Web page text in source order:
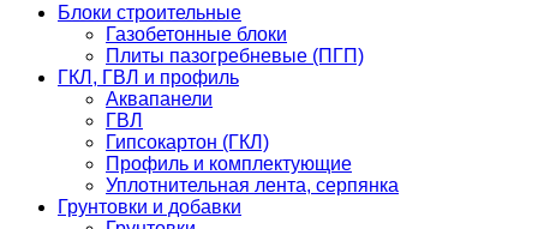
Блоки строительные
Газобетонные блоки
Плиты пазогребневые (ПГП)
ГКЛ, ГВЛ и профиль
Аквапанели
ГВЛ
Гипсокартон (ГКЛ)
Профиль и комплектующие
Уплотнительная лента, серпянка
Грунтовки и добавки